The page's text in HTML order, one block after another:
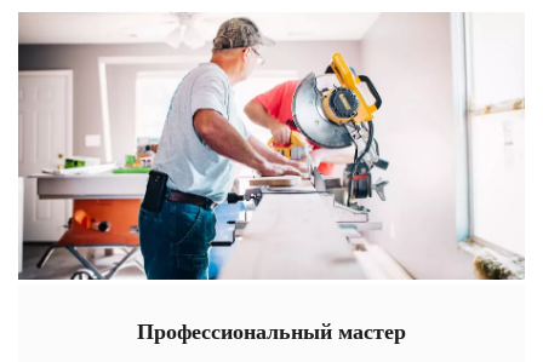
Профессиональный мастер